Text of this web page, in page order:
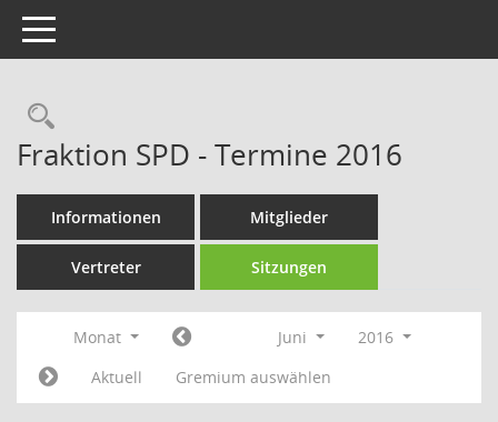
Toggle navigation
Rechercheauswahl
Fraktion SPD - Termine 2016
Informationen Mitglieder
Vertreter Sitzungen
Monat Juni
2016
Aktuell
Gremium auswählen